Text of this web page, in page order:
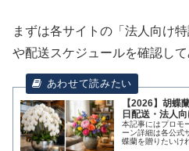
まずは各サイトの「法人向け
や配送スケジュールを確認して
【2026】胡蝶
日配送・法人
本記事にはプロモ
ーン詳細は各公式
蝶蘭を贈りたいけ